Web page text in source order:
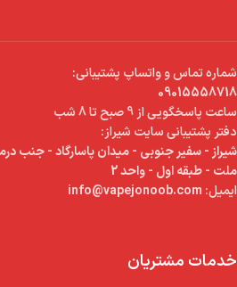
شماره تماس و واتساپ پشتیبانی:
09015558718
ساعت پاسخگویی از 9 صبح تا 8 شب
دفتر پشتیبانی سایت شیراز:
شیراز - سفیر جنوبی - میدان پاسارگاد - جنب
ملت - طبقه اول - واحد 2
ایمیل:
خدمات مشتریان